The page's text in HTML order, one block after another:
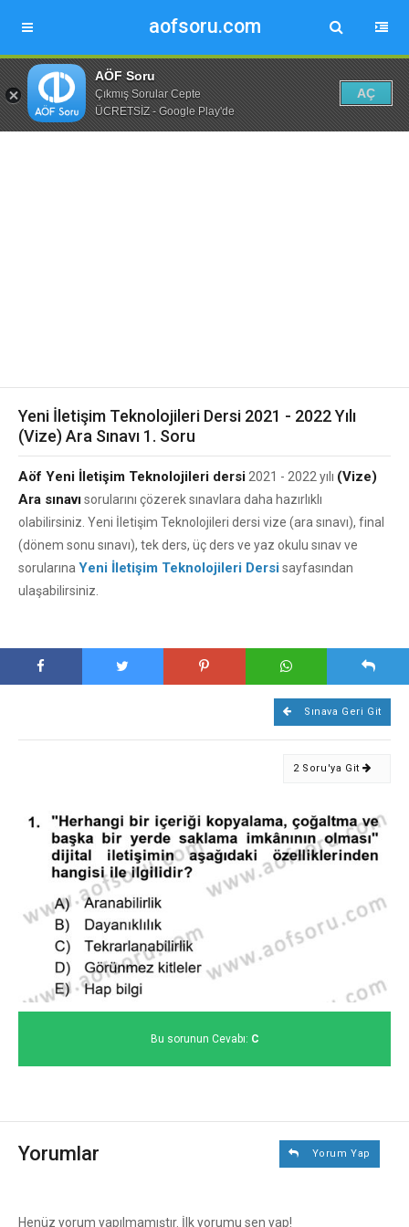
aofsoru.com
AÖF Soru
Çıkmış Sorular Cepte
ÜCRETSİZ - Google Play'de
AÇ
Yeni İletişim Teknolojileri Dersi 2021 - 2022 Yılı
(Vize) Ara Sınavı 1. Soru
Aöf Yeni İletişim Teknolojileri dersi 2021 - 2022 yılı (Vize)
Ara sınavısorularını çözerek sınavlara daha hazırlıklı
olabilirsiniz. Yeni İletişim Teknolojileri dersi vize (ara sınavı), final
(dönem sonu sınavı), tek ders, üç ders ve yaz okulu sınav ve
sorularına Yeni İletişim Teknolojileri Dersisayfasından
ulaşabilirsiniz.
Sınava Geri Git
2 Soru'ya Git
Bu sorunun Cevabı: C
Yorumlar Yorum Yap
Henüz yorum yapılmamıştır. İlk yorumu sen yap!